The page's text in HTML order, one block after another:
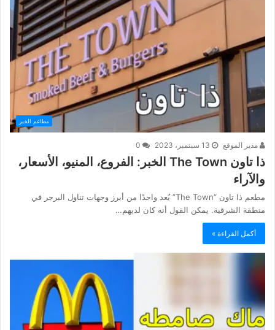
مطاعم الخبر
مدير الموقع 13 سبتمبر، 2023
ذا تاون The Town الخبر: الفروع، المنيو، الأسعار،
والآراء
مطعم ذا تاون “The Town” يُعد واحدًا من أبرز وجهات تناول البرجر في
منطقة الشرقية. يمكن القول أنه كان لديهم…
أكمل القراءة »